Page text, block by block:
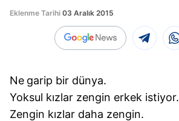
Eklenme Tarihi 03 Aralık 2015
Ne garip bir dünya.
Yoksul kızlar zengin erkek istiyor.
Zengin kızlar daha zengin.